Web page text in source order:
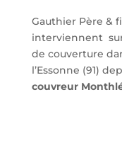
Gauthier Père &
interviennent
de couverture
l’Essonne (91)
couvreur